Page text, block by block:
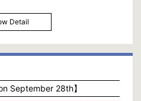
Detail
September 28th】